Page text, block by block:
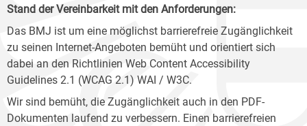
Stand der Vereinbarkeit mit den Anforderungen:
Das BMJ ist um eine möglichst barrierefreie Zugänglichkeit
zu seinen Internet-Angeboten bemüht und orientiert sich
dabei an den Richtlinien Web Content Accessibility
Guidelines 2.1 (WCAG 2.1) WAI / W3C.
Wir sind bemüht, die Zugänglichkeit auch in den PDF-
Dokumenten laufend zu verbessern. Einen barrierefreien